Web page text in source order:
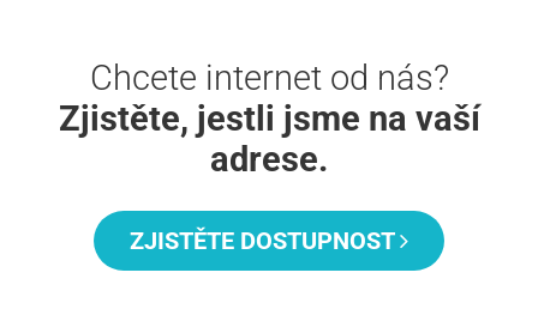
Chcete internet od nás?
Zjistěte, jestli jsme na vaší
adrese.
ZJISTĚTE DOSTUPNOST